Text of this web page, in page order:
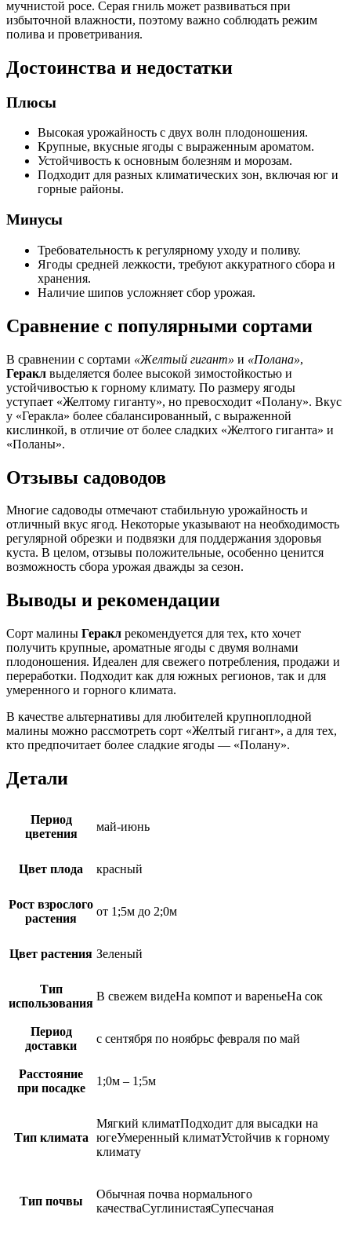
мучнистой росе. Серая гниль может развиваться при
избыточной влажности, поэтому важно соблюдать режим
полива и проветривания.
Достоинства и недостатки
Плюсы
Высокая урожайность с двух волн плодоношения.
Крупные, вкусные ягоды с выраженным ароматом.
Устойчивость к основным болезням и морозам.
Подходит для разных климатических зон, включая юг и
горные районы.
Минусы
Требовательность к регулярному уходу и поливу.
Ягоды средней лежкости, требуют аккуратного сбора и
хранения.
Наличие шипов усложняет сбор урожая.
Сравнение с популярными сортами
В сравнении с сортами «Желтый гигант» и «Полана»,
Геракл выделяется более высокой зимостойкостью и
устойчивостью к горному климату. По размеру ягоды
уступает «Желтому гиганту», но превосходит «Полану». Вкус
у «Геракла» более сбалансированный, с выраженной
кислинкой, в отличие от более сладких «Желтого гиганта» и
«Поланы».
Отзывы садоводов
Многие садоводы отмечают стабильную урожайность и
отличный вкус ягод. Некоторые указывают на необходимость
регулярной обрезки и подвязки для поддержания здоровья
куста. В целом, отзывы положительные, особенно ценится
возможность сбора урожая дважды за сезон.
Выводы и рекомендации
Сорт малины Геракл рекомендуется для тех, кто хочет
получить крупные, ароматные ягоды с двумя волнами
плодоношения. Идеален для свежего потребления, продажи и
переработки. Подходит как для южных регионов, так и для
умеренного и горного климата.
В качестве альтернативы для любителей крупноплодной
малины можно рассмотреть сорт «Желтый гигант», а для тех,
кто предпочитает более сладкие ягоды — «Полану».
Детали
Период
цветения
май-июнь
Цвет плода красный
Рост взрослого
растения
от 1;5м до 2;0м
Цвет растения Зеленый
Тип
использования
В свежем видеНа компот и вареньеНа сок
Период
доставки
с сентября по ноябрьс февраля по май
Расстояние
при посадке
1;0м – 1;5м
Тип климата
Мягкий климатПодходит для высадки на
югеУмеренный климатУстойчив к горному
климату
Тип почвы
Обычная почва нормального
качестваСуглинистаяСупесчаная